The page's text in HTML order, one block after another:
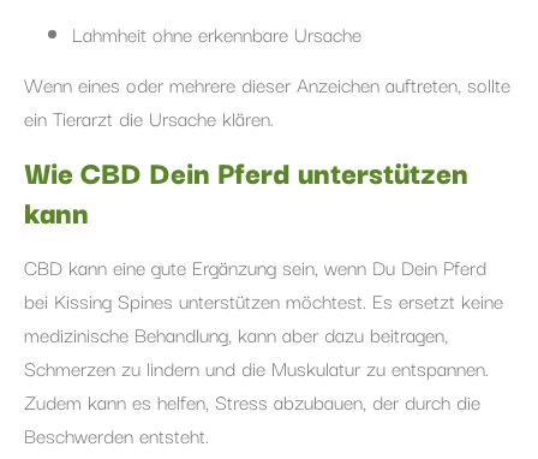
Lahmheit ohne erkennbare Ursache
Wenn eines oder mehrere dieser Anzeichen auftreten, sollte
ein Tierarzt die Ursache klären.
Wie CBD Dein Pferd unterstützen
kann
CBD kann eine gute Ergänzung sein, wenn Du Dein Pferd
bei Kissing Spines unterstützen möchtest. Es ersetzt keine
medizinische Behandlung, kann aber dazu beitragen,
Schmerzen zu lindern und die Muskulatur zu entspannen.
Zudem kann es helfen, Stress abzubauen, der durch die
Beschwerden entsteht.